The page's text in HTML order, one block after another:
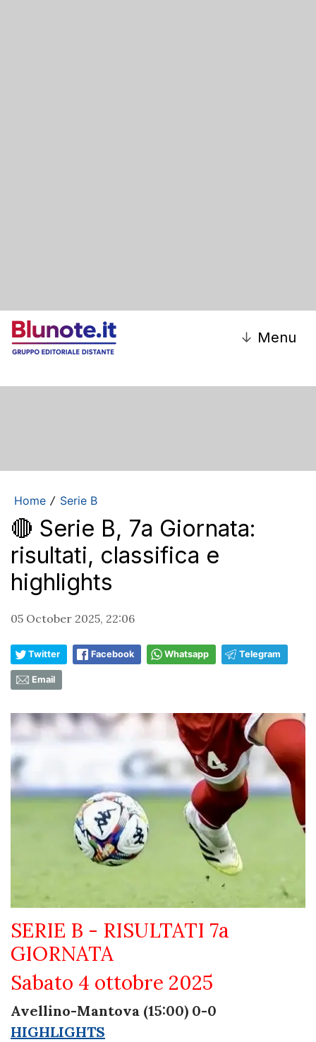
↓ Menu
Home / Serie B
🔴 Serie B, 7a Giornata:
risultati, classifica e
highlights
05 October 2025, 22:06
Twitter Facebook Whatsapp Telegram
Email
SERIE B - RISULTATI 7a
GIORNATA
Sabato 4 ottobre 2025
Avellino-Mantova (15:00) 0-0
HIGHLIGHTS